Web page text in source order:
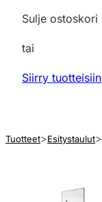
Sulje ostoskori
tai
Siirry tuotteisiin
Tuotteet Esitystaulut